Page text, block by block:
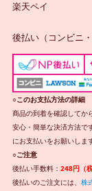
楽天ペイ
後払い（コンビニ
○このお支払方法の詳細
商品の到着を確認してか
安心・簡単な決済方法で
にお支払いをお願いします
○ご注意
後払い手数料： 248円（税
後払いのご注文には、 株